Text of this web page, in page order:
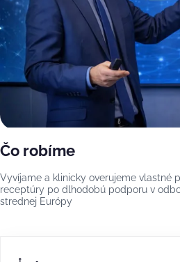
Čo robíme
Vyvíjame a klinicky overujeme vlastné
receptúry po dlhodobú podporu v
strednej Európy